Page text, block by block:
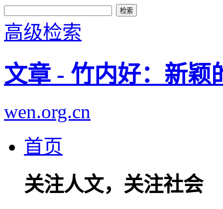
高级检索
文章 - 竹内好：新颖
wen.org.cn
首页
关注人文，关注社会